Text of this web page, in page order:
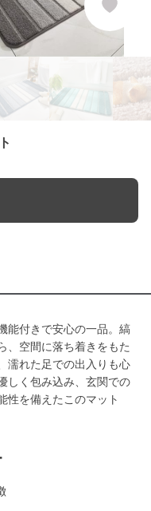
能付きで安心の一品。縞
、空間に落ち着きをもた
濡れた足での出入りも心
しく包み込み、玄関での
性を備えたこのマット